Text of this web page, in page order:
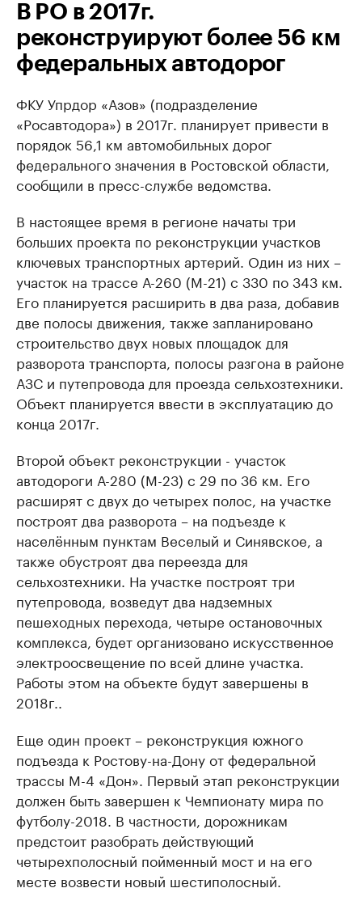
В РО в 2017г.
реконструируют более 56 км
федеральных автодорог
ФКУ Упрдор «Азов» (подразделение
«Росавтодора») в 2017г. планирует привести в
порядок 56,1 км автомобильных дорог
федерального значения в Ростовской области,
сообщили в пресс-службе ведомства.
В настоящее время в регионе начаты три
больших проекта по реконструкции участков
ключевых транспортных артерий. Один из них –
участок на трассе А-260 (М-21) с 330 по 343 км.
Его планируется расширить в два раза, добавив
две полосы движения, также запланировано
строительство двух новых площадок для
разворота транспорта, полосы разгона в районе
АЗС и путепровода для проезда сельхозтехники.
Объект планируется ввести в эксплуатацию до
конца 2017г.
Второй объект реконструкции - участок
автодороги А-280 (М-23) с 29 по 36 км. Его
расширят с двух до четырех полос, на участке
построят два разворота – на подъезде к
населённым пунктам Веселый и Синявское, а
также обустроят два переезда для
сельхозтехники. На участке построят три
путепровода, возведут два надземных
пешеходных перехода, четыре остановочных
комплекса, будет организовано искусственное
электроосвещение по всей длине участка.
Работы этом на объекте будут завершены в
2018г..
Еще один проект – реконструкция южного
подъезда к Ростову-на-Дону от федеральной
трассы М-4 «Дон». Первый этап реконструкции
должен быть завершен к Чемпионату мира по
футболу-2018. В частности, дорожникам
предстоит разобрать действующий
четырехполосный пойменный мост и на его
месте возвести новый шестиполосный.